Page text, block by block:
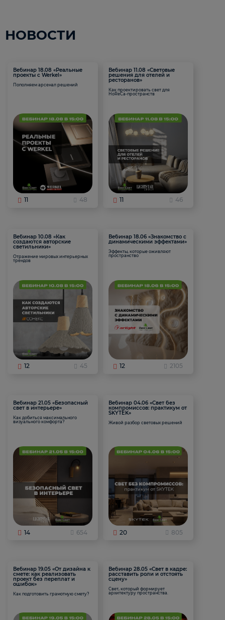
НОВОСТИ
Вебинар 18.08 «Реальные
проекты с Werkel»
Пополняем арсенал решений
11 48
Вебинар 11.08 «Световые
решения для отелей и
ресторанов»
Как проектировать свет для
HoReCa-пространств
11 46
Вебинар 10.08 «Как
создаются авторские
светильники»
Отражение мировых интерьерных
трендов
12 45
Вебинар 18.06 «Знакомство с
динамическими эффектами»
Эффекты, которые оживляют
пространство
12 2105
Вебинар 21.05 «Безопасный
свет в интерьере»
Как добиться максимального
визуального комфорта?
14 654
Вебинар 04.06 «Свет без
компромиссов: практикум от
SKYTEK»
Живой разбор световых решений
20 805
Вебинар 19.05 «От дизайна к
смете: как реализовать
проект без переплат и
ошибок»
Как подготовить грамотную смету?
Вебинар 28.05 «Свет в кадре:
расставить роли и отстоять
сцену»
Свет, который формирует
архитектуру пространства.